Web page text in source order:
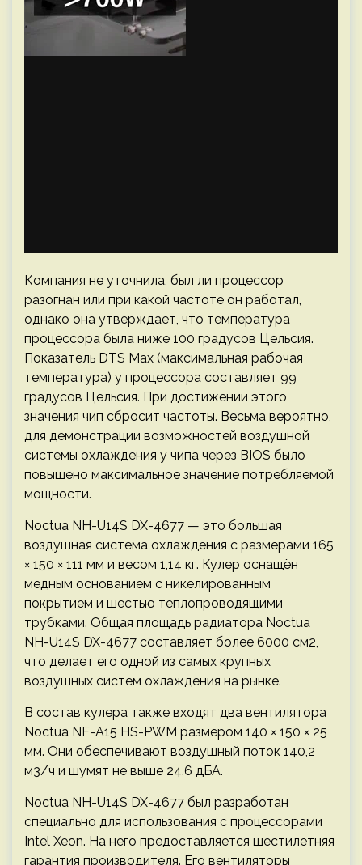
Компания не уточнила, был ли процессор
разогнан или при какой частоте он работал,
однако она утверждает, что температура
процессора была ниже 100 градусов Цельсия.
Показатель DTS Max (максимальная рабочая
температура) у процессора составляет 99
градусов Цельсия. При достижении этого
значения чип сбросит частоты. Весьма вероятно,
для демонстрации возможностей воздушной
системы охлаждения у чипа через BIOS было
повышено максимальное значение потребляемой
мощности.
Noctua NH-U14S DX-4677 — это большая
воздушная система охлаждения с размерами 165
× 150 × 111 мм и весом 1,14 кг. Кулер оснащён
медным основанием с никелированным
покрытием и шестью теплопроводящими
трубками. Общая площадь радиатора Noctua
NH-U14S DX-4677 составляет более 6000 см2,
что делает его одной из самых крупных
воздушных систем охлаждения на рынке.
В состав кулера также входят два вентилятора
Noctua NF-A15 HS-PWM размером 140 × 150 × 25
мм. Они обеспечивают воздушный поток 140,2
м3/ч и шумят не выше 24,6 дБА.
Noctua NH-U14S DX-4677 был разработан
специально для использования с процессорами
Intel Xeon. На него предоставляется шестилетняя
гарантия производителя. Его вентиляторы